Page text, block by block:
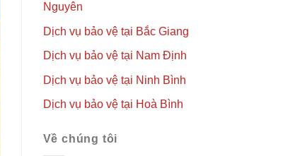
Nguyên
Dịch vụ bảo vệ tại Bắc Giang
Dịch vụ bảo vệ tại Nam Định
Dịch vụ bảo vệ tại Ninh Bình
Dịch vụ bảo vệ tại Hoà Bình
Về chúng tôi